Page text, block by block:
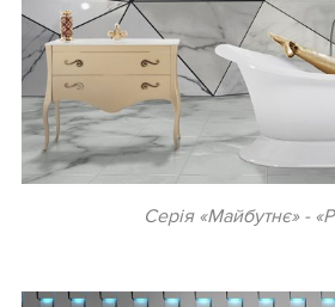
Серія «Майбутнє» -